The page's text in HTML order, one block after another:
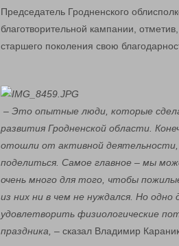
Председатель Гродненского
благотворительной кампании,
старшего поколения свою
– Это опытные люди, которые
развития Гродненской области.
отошли от активной деятельности,
поделиться. Самое главное – мы
очень много для того, чтобы
из них ни в чем не нуждался. Но
удовлетворить физиологические
праздника, – сказал Владимир